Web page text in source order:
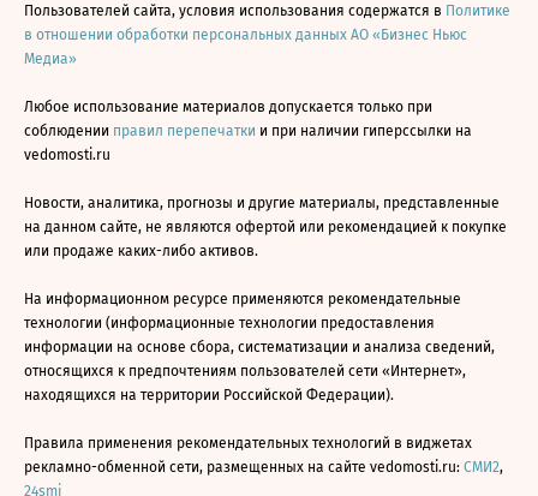
Пользователей сайта, условия использования содержатся в Политике
в отношении обработки персональных данных АО «Бизнес Ньюс
Медиа»
Любое использование материалов допускается только при
соблюдении правил перепечатки и при наличии гиперссылки на
vedomosti.ru
Новости, аналитика, прогнозы и другие материалы, представленные
на данном сайте, не являются офертой или рекомендацией к покупке
или продаже каких-либо активов.
На информационном ресурсе применяются рекомендательные
технологии (информационные технологии предоставления
информации на основе сбора, систематизации и анализа сведений,
относящихся к предпочтениям пользователей сети «Интернет»,
находящихся на территории Российской Федерации).
Правила применения рекомендательных технологий в виджетах
рекламно-обменной сети, размещенных на сайте vedomosti.ru: СМИ2,
24smi